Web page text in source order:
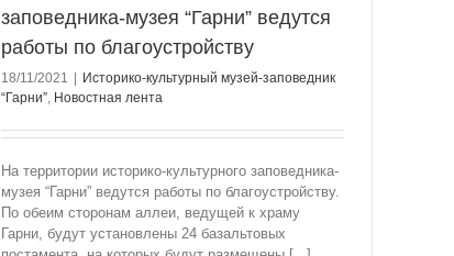
заповедника-музея “Гарни” ведутся
работы по благоустройству
18/11/2021
Историко-культурный музей-заповедник
“Гарни”, Новостная лента
На территории историко-культурного заповедника-
музея “Гарни” ведутся работы по благоустройству.
По обеим сторонам аллеи, ведущей к храму
Гарни, будут установлены 24 базальтовых